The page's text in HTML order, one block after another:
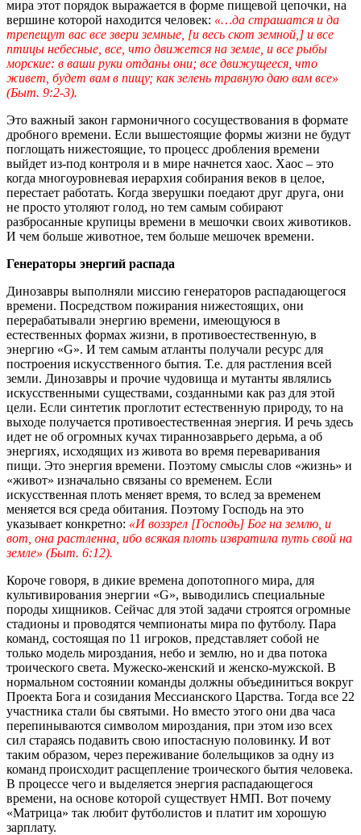
мира этот порядок выражается в форме пищевой цепочки, на
вершине которой находится человек: «…да страшатся и да
трепещут вас все звери земные, [и весь скот земной,] и все
птицы небесные, все, что движется на земле, и все рыбы
морские: в ваши руки отданы они; все движущееся, что
живет, будет вам в пищу; как зелень травную даю вам все»
(Быт. 9:2-3).
Это важный закон гармоничного сосуществования в формате
дробного времени. Если вышестоящие формы жизни не будут
поглощать нижестоящие, то процесс дробления времени
выйдет из-под контроля и в мире начнется хаос. Хаос – это
когда многоуровневая иерархия собирания веков в целое,
перестает работать. Когда зверушки поедают друг друга, они
не просто утоляют голод, но тем самым собирают
разбросанные крупицы времени в мешочки своих животиков.
И чем больше животное, тем больше мешочек времени.
Генераторы энергий распада
Динозавры выполняли миссию генераторов распадающегося
времени. Посредством пожирания нижестоящих, они
перерабатывали энергию времени, имеющуюся в
естественных формах жизни, в противоестественную, в
энергию «G». И тем самым атланты получали ресурс для
построения искусственного бытия. Т.е. для растления всей
земли. Динозавры и прочие чудовища и мутанты являлись
искусственными существами, созданными как раз для этой
цели. Если синтетик проглотит естественную природу, то на
выходе получается противоестественная энергия. И речь здесь
идет не об огромных кучах тираннозаврьего дерьма, а об
энергиях, исходящих из живота во время переваривания
пищи. Это энергия времени. Поэтому смыслы слов «жизнь» и
«живот» изначально связаны со временем. Если
искусственная плоть меняет время, то вслед за временем
меняется вся среда обитания. Поэтому Господь на это
указывает конкретно: «И воззрел [Господь] Бог на землю, и
вот, она растленна, ибо всякая плоть извратила путь свой на
земле» (Быт. 6:12).
Короче говоря, в дикие времена допотопного мира, для
культивирования энергии «G», выводились специальные
породы хищников. Сейчас для этой задачи строятся огромные
стадионы и проводятся чемпионаты мира по футболу. Пара
команд, состоящая по 11 игроков, представляет собой не
только модель мироздания, небо и землю, но и два потока
троического света. Мужеско-женский и женско-мужской. В
нормальном состоянии команды должны объединиться вокруг
Проекта Бога и созидания Мессианского Царства. Тогда все 22
участника стали бы святыми. Но вместо этого они два часа
перепинываются символом мироздания, при этом изо всех
сил стараясь подавить свою ипостасную половинку. И вот
таким образом, через переживание болельщиков за одну из
команд происходит расщепление троического бытия человека.
В процессе чего и выделяется энергия распадающегося
времени, на основе которой существует НМП. Вот почему
«Матрица» так любит футболистов и платит им хорошую
зарплату.